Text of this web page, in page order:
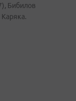
Бибилов